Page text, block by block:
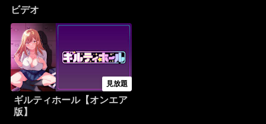
ビデオ
見放題
ギルティホール【オンエア
版】